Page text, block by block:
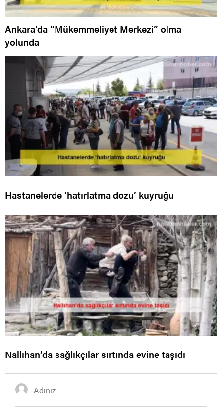
Ankara’da “Mükemmeliyet Merkezi” olma
yolunda
Hastanelerde ‘hatırlatma dozu’ kuyruğu
Nallıhan’da sağlıkçılar sırtında evine taşıdı